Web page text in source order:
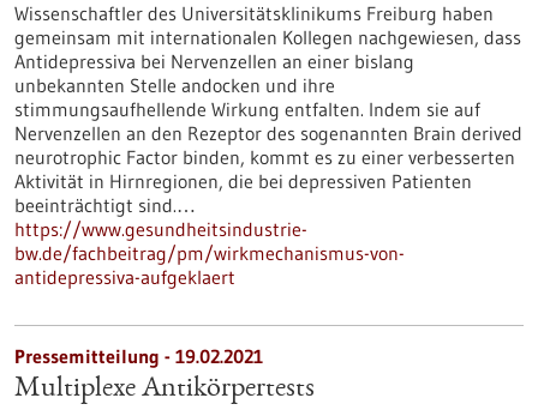
Wissenschaftler des Universitätsklinikums Freiburg haben
gemeinsam mit internationalen Kollegen nachgewiesen, dass
Antidepressiva bei Nervenzellen an einer bislang
unbekannten Stelle andocken und ihre
stimmungsaufhellende Wirkung entfalten. Indem sie auf
Nervenzellen an den Rezeptor des sogenannten Brain derived
neurotrophic Factor binden, kommt es zu einer verbesserten
Aktivität in Hirnregionen, die bei depressiven Patienten
beeinträchtigt sind.…
https://www.gesundheitsindustrie-
bw.de/fachbeitrag/pm/wirkmechanismus-von-
antidepressiva-aufgeklaert
Pressemitteilung - 19.02.2021
Multiplexe Antikörpertests